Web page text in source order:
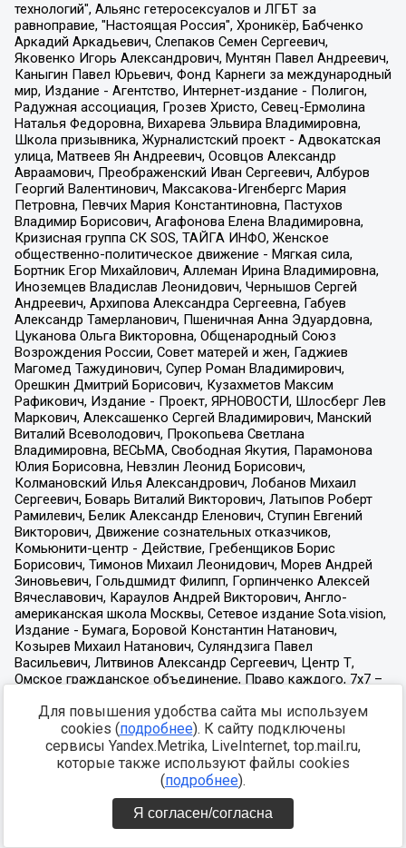
Для повышения удобства сайта мы используем
cookies (подробнее). К сайту подключены
сервисы Yandex.Metrika, LiveInternet, top.mail.ru,
которые также используют файлы cookies
(подробнее).
Я согласен/согласна